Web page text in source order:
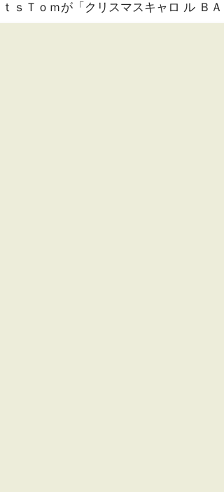
Next
post:
ｔｓＴｏｍが「クリスマスキャロ ル Ｂ